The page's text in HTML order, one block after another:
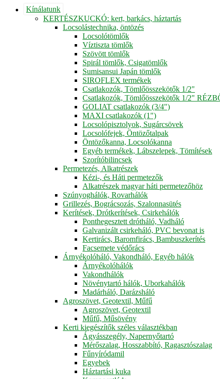
Kínálatunk
KERTÉSZKUCKÓ: kert, barkács, háztartás
Locsolástechnika, öntözés
Locsolótömlők
Víztiszta tömlők
Szövött tömlők
Spirál tömlők, Csigatömlők
Sumisansui Japán tömlők
SIROFLEX termékek
Csatlakozók, Tömlőösszekötők 1/2"
Csatlakozók, Tömlőösszekötők 1/2"
GOLIAT csatlakozók (3/4")
MAXI csatlakozók (1")
Locsolópisztolyok, Sugárcsövek
Locsolófejek, Öntözőtalpak
Öntözőkanna, Locsolókanna
Egyéb termékek, Lábszelepek, Tömítések
Szorítóbilincsek
Permetezés, Alkatrészek
Kézi-, és Háti permetezők
Alkatrészek magyar háti permetezőhöz
Szúnyoghálók, Rovarhálók
Grillezés, Bográcsozás, Szalonnasütés
Kerítések, Drótkerítések, Csirkehálók
Ponthegesztett drótháló, Vadháló
Galvanizált csirkeháló, PVC bevonat is
Kertirács, Baromfirács, Bambuszkerítés
Facsemete védőrács
Árnyékolóháló, Vakondháló, Egyéb hálók
Árnyékolóhálók
Vakondhálók
Növénytartó hálók, Uborkahálók
Madárháló, Darázsháló
Agroszövet, Geotextil, Műfű
Agroszövet, Geotextil
Műfű, Műsövény
Kerti kiegészítők széles választékban
Ágyásszegély, Napernyőtartó
Mérőszalag, Hosszabbító, Ragasztószalag
Fűnyíródamil
Egyebek
Háztartási kuka